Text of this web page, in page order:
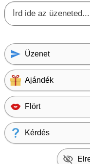
Üzenet
Ajándék
Flört
Kérdés